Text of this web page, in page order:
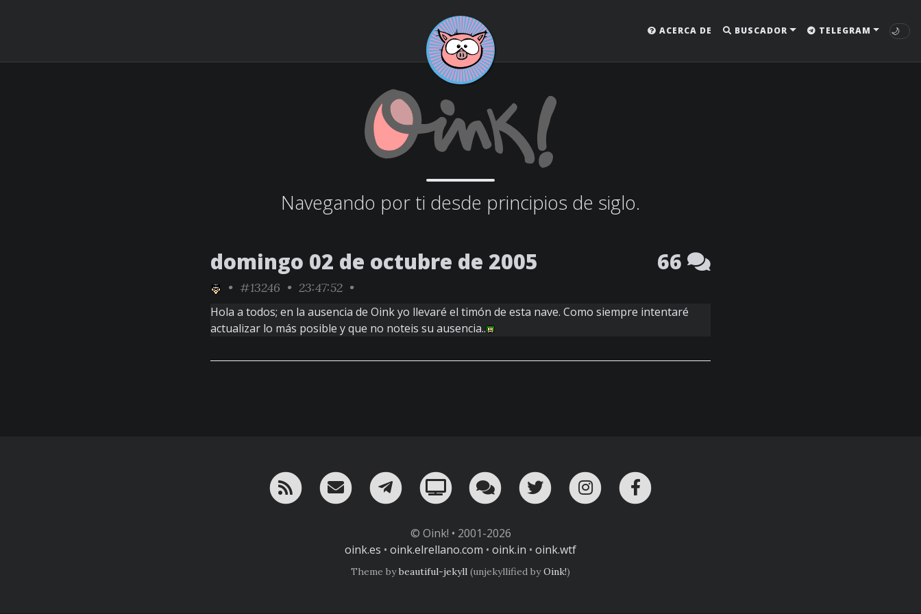
ACERCA DE BUSCADOR TELEGRAM 🌙
Navegando por ti desde principios de siglo.
domingo 02 de octubre de 2005 66
• #13246 • 23:47:52 •
Hola a todos; en la ausencia de Oink yo llevaré el timón de esta nave. Como siempre intentaré
actualizar lo más posible y que no noteis su ausencia..
RSS ¡Mándame un email!
¡Nuestro canal en Telegram!
Oink! TV Charla con nosotros en Telegram
Twitter Instagram
© Oink! • 2001-2026
oink.es • oink.elrellano.com • oink.in • oink.wtf
Theme bybeautiful-jekyll (unjekyllified byOink!)